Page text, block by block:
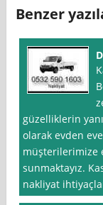
Benzer
güzelliklerin
olarak evden
müşterilerimize
sunmaktayız.
nakliyat